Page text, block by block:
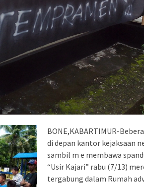
BONE,KABARTIMUR-
di depan kantor kejaksaan
sambil m e membawa
“Usir Kajari” rabu (7/13)
tergabung dalam Rumah